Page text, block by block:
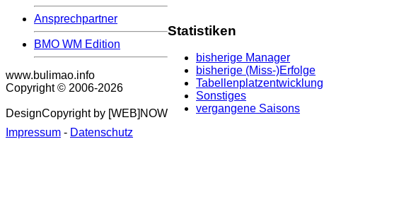
Ansprechpartner
BMO WM Edition
www.bulimao.info
Copyright © 2006-2026
DesignCopyright by [WEB]NOW
Statistiken
bisherige Manager
bisherige (Miss-)Erfolge
Tabellenplatzentwicklung
Sonstiges
vergangene Saisons
Impressum - Datenschutz